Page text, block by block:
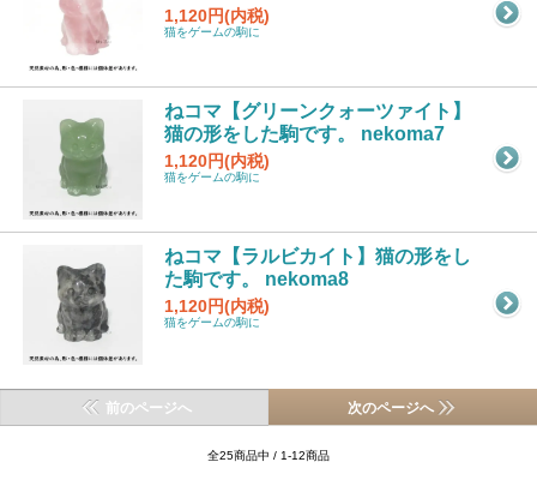
1,120円(内税)
猫をゲームの駒に
ねコマ【グリーンクォーツァイト】
猫の形をした駒です。 nekoma7
1,120円(内税)
猫をゲームの駒に
ねコマ【ラルビカイト】猫の形をし
た駒です。 nekoma8
1,120円(内税)
猫をゲームの駒に
前のページへ 次のページへ
全25商品中 / 1-12商品